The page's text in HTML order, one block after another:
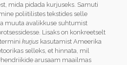
mida pidada kurjuseks. Samuti
poliitilistes tekstides selle
muuta avalikkuse suhtumist
Lisaks on konkreetselt
kurjuskasutamist Ameerika
selleks, et hinnata, mil
arusaam maailmas